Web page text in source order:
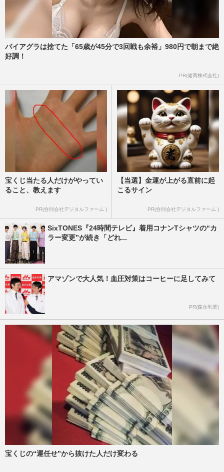
バイアグラは捨てた「65歳が45分で3回戦も余裕」980円で朝まで絶
好調！
PR(健商株式会社)
宝くじ当たる人だけがやってい
ること、教えます
PR(合同会社デジタルファーム )
【当選】金運が上がる直前に起
こるサイン
PR(合同会社デジタルファーム )
SixTONES『24時間テレビ』着用コナンTシャツの“カ
ラー変更”が続き「どれ...
アマゾンで大人気！血圧対策はコーヒーに足してみて
PR(森永乳業)
宝くじの“運任せ”から抜けた人だけ変わる